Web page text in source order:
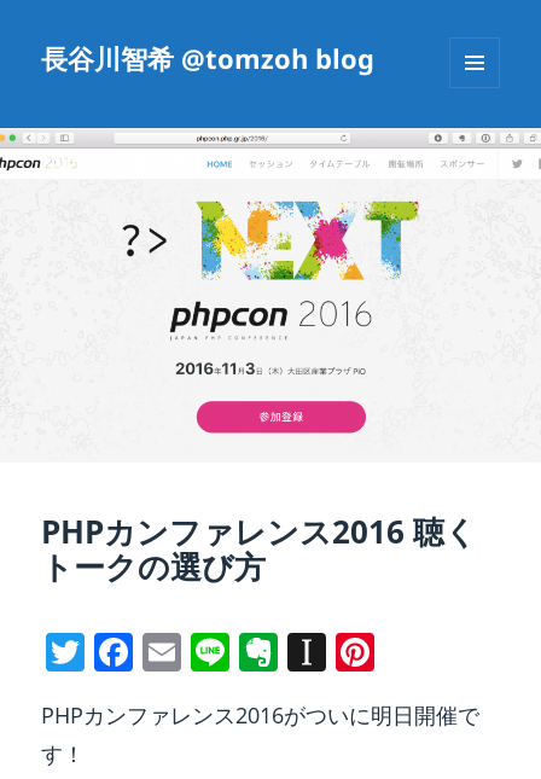
長谷川智希 @tomzoh blog
ィジェ
ット
PHPカンファレンス2016 聴く
トークの選び方
T
itt
F
c
E
ai
Li
e
E
er
In
a er
PHPカンファレンス2016がついに明日開催で
す！